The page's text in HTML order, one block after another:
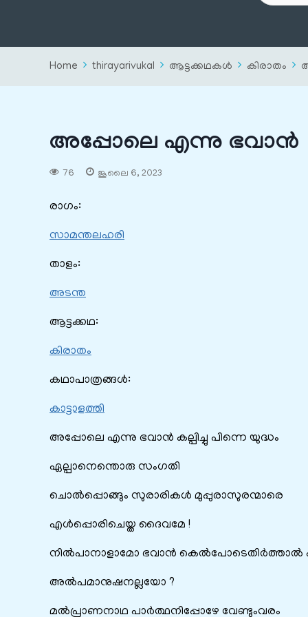
Home thirayarivukal ആട്ടക്കഥകൾ കിരാതം
അപ്പോലെ എന്നു ഭവാൻ
76 ജൂലൈ 6, 2023
രാഗം:
സാമന്തലഹരി
താളം:
അടന്ത
ആട്ടക്കഥ:
കിരാതം
കഥാപാത്രങ്ങൾ:
കാട്ടാളത്തി
അപ്പോലെ എന്നു ഭവാൻ കല്പിച്ചു പിന്നെ യുദ്ധം
ഏല്പാനെന്തൊരു സംഗതി
ചൊൽപ്പൊങ്ങും സുരാരികൾ മുപ്പുരാസുരന്മാരെ
എൾപ്പൊരിചെയ്ത ദൈവമേ !
നിൽപാനാളാമോ ഭവാൻ കെൽ‌പോടെതിർത്താൽ
അൽപമാനുഷനല്ലയോ ?
മൽപ്രാണനാഥ പാർത്ഥനിപ്പോഴേ വേണ്ടുംവരം